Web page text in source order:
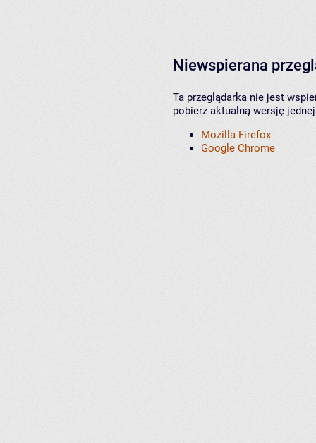
Niewspierana
Ta przeglądarka nie jest
pobierz aktualną wersję
Mozilla Firefox
Google Chrome